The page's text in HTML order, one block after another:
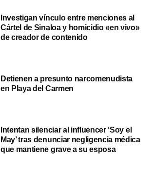
Investigan vínculo entre menciones al
Cártel de Sinaloa y homicidio «en vivo»
de creador de contenido
Detienen a presunto narcomenudista
en Playa del Carmen
Intentan silenciar al influencer ‘Soy el
May’ tras denunciar negligencia médica
que mantiene grave a su esposa